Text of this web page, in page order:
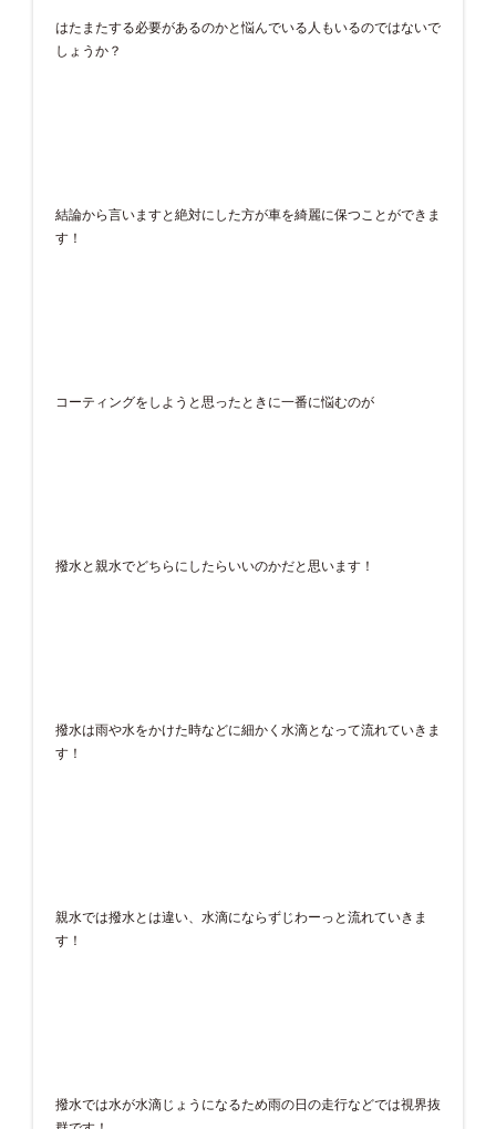
はたまたする必要があるのかと悩んでいる人もいるのではないで
しょうか？
結論から言いますと絶対にした方が車を綺麗に保つことができま
す！
コーティングをしようと思ったときに一番に悩むのが
撥水と親水でどちらにしたらいいのかだと思います！
撥水は雨や水をかけた時などに細かく水滴となって流れていきま
す！
親水では撥水とは違い、水滴にならずじわーっと流れていきま
す！
撥水では水が水滴じょうになるため雨の日の走行などでは視界抜